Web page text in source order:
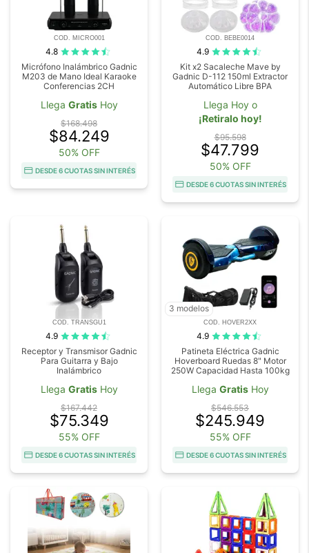
COD. MICRO001
4.8
Micrófono Inalámbrico Gadnic
M203 de Mano Ideal Karaoke
Conferencias 2CH
Llega GratisHoy
$168.498
$84.249
50% OFF
DESDE 6 CUOTAS SIN INTERÉS
COD. BEBE0014
4.9
Kit x2 Sacaleche Mave by
Gadnic D-112 150ml Extractor
Automático Libre BPA
Llega Hoy o
¡Retiralo hoy!
$95.598
$47.799
50% OFF
DESDE 6 CUOTAS SIN INTERÉS
COD. TRANSGU1
4.9
Receptor y Transmisor Gadnic
Para Guitarra y Bajo
Inalámbrico
Llega GratisHoy
$167.442
$75.349
55% OFF
DESDE 6 CUOTAS SIN INTERÉS
3 modelos
COD. HOVER2XX
4.9
Patineta Eléctrica Gadnic
Hoverboard Ruedas 8" Motor
250W Capacidad Hasta 100kg
Llega GratisHoy
$546.553
$245.949
55% OFF
DESDE 6 CUOTAS SIN INTERÉS